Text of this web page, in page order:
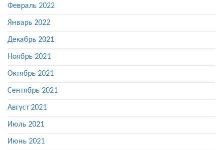
Февраль 2022
Январь 2022
Декабрь 2021
Ноябрь 2021
Октябрь 2021
Сентябрь 2021
Август 2021
Июль 2021
Июнь 2021